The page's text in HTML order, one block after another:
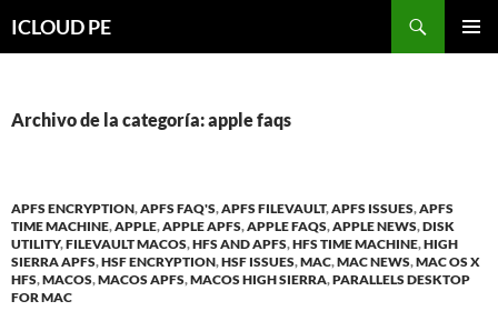
hacia
ICLOUD PE
Archivo de la categoría: apple faqs
APFS ENCRYPTION,APFS FAQ'S,APFS FILEVAULT,APFS ISSUES,APFS
TIME MACHINE,APPLE,APPLE APFS,APPLE FAQS,APPLE NEWS,DISK
UTILITY,FILEVAULT MACOS,HFS AND APFS,HFS TIME MACHINE,HIGH
SIERRA APFS,HSF ENCRYPTION,HSF ISSUES,MAC,MAC NEWS,MAC OS X
HFS,MACOS,MACOS APFS,MACOS HIGH SIERRA,PARALLELS DESKTOP
FOR MAC